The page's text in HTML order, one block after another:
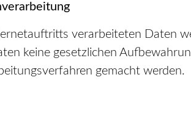
verarbeiteten Daten
keine gesetzlichen
gemacht werden.